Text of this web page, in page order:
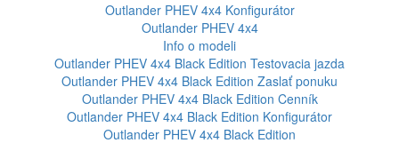
Outlander PHEV 4x4 Konfigurátor
Outlander PHEV 4x4
Info o modeli
Outlander PHEV 4x4 Black Edition Testovacia jazda
Outlander PHEV 4x4 Black Edition Zaslať ponuku
Outlander PHEV 4x4 Black Edition Cenník
Outlander PHEV 4x4 Black Edition Konfigurátor
Outlander PHEV 4x4 Black Edition